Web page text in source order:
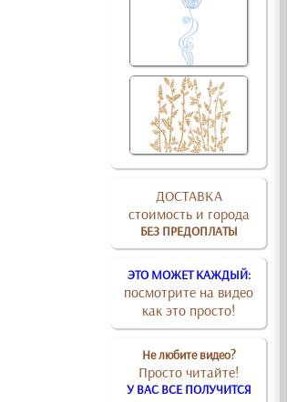
ДОСТАВКА
стоимость и города
БЕЗ ПРЕДОПЛАТЫ
ЭТО МОЖЕТ КАЖДЫЙ:
посмотрите на видео
как это просто!
Не любите видео?
Просто читайте!
У ВАС ВСЕ ПОЛУЧИТСЯ